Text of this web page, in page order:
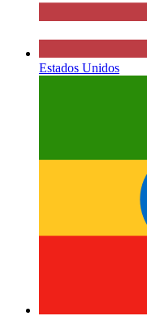
Estados Unidos